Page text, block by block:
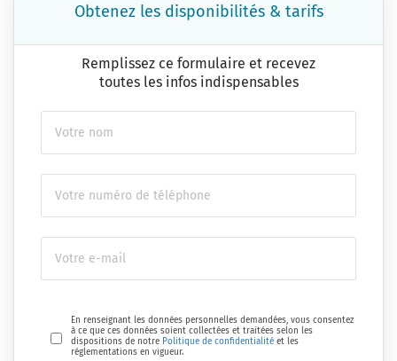
Obtenez les disponibilités & tarifs
Remplissez ce formulaire et recevez
toutes les infos indispensables
En renseignant les données personnelles demandées, vous consentez
à ce que ces données soient collectées et traitées selon les
dispositions de notre Politique de confidentialité et les
réglementations en vigueur.